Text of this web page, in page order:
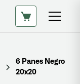
6 Panes Negro
20x20